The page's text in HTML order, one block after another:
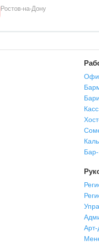
Ростов-на-Дону
Арт-